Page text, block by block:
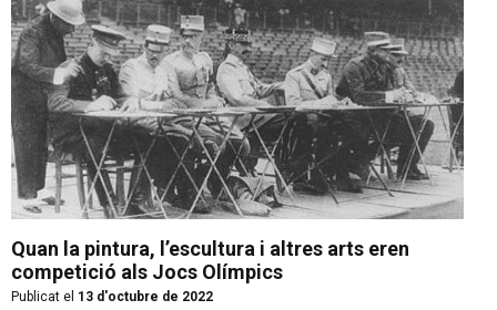
Quan la pintura, l’escultura i altres arts eren
competició als Jocs Olímpics
Publicat el 13 d'octubre de 2022